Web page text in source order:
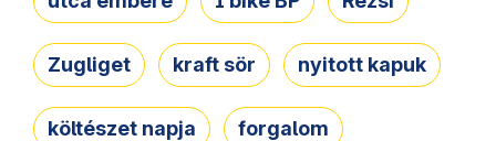
Zugliget kraft sör nyitott kapuk
költészet napja forgalom